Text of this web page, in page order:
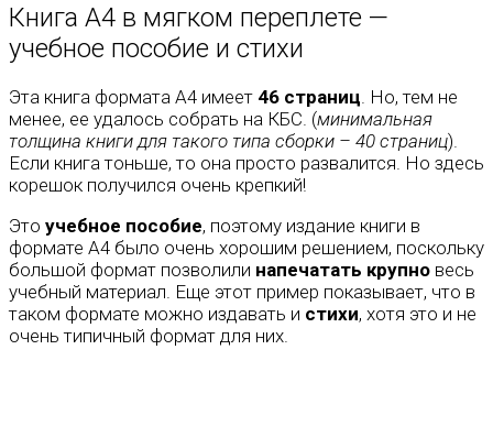
Книга А4 в мягком переплете —
учебное пособие и стихи
Эта книга формата А4 имеет 46 страниц . Но, тем не
менее, ее удалось собрать на КБС. (минимальная
толщина книги для такого типа сборки – 40 страниц).
Если книга тоньше, то она просто развалится. Но здесь
корешок получился очень крепкий!
Это учебное пособие, поэтому издание книги в
формате А4 было очень хорошим решением, поскольку
большой формат позволили напечатать крупно весь
учебный материал. Еще этот пример показывает, что в
таком формате можно издавать и стихи, хотя это и не
очень типичный формат для них.